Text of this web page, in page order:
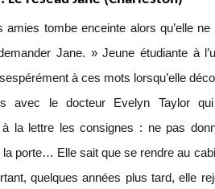
tombe enceinte alors qu’elle
Jane. » Jeune étudiante à
à ces mots lorsqu’elle
avec le docteur Evelyn Taylor
la lettre les consignes : ne pas
porte… Elle sait que se rendre au
quelques années plus tard, elle